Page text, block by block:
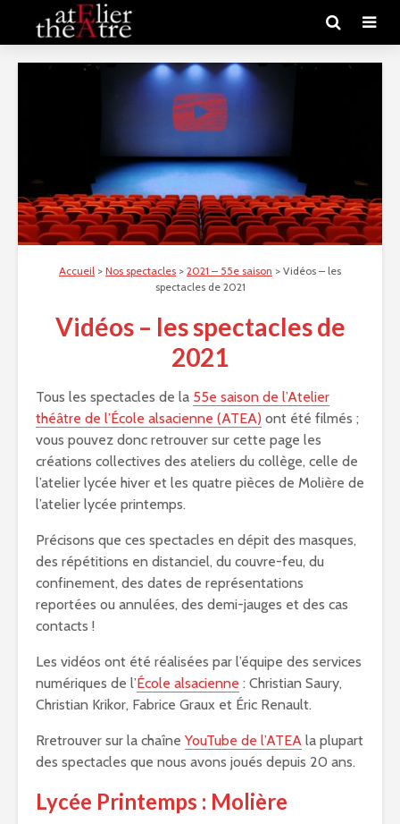
Accueil > Nos spectacles > 2021 – 55e saison > Vidéos – les
spectacles de 2021
Vidéos – les spectacles de
2021
Tous les spectacles de la 55e saison de l’Atelier
théâtre de l’École alsacienne (ATEA) ont été filmés ;
vous pouvez donc retrouver sur cette page les
créations collectives des ateliers du collège, celle de
l’atelier lycée hiver et les quatre pièces de Molière de
l’atelier lycée printemps.
Précisons que ces spectacles en dépit des masques,
des répétitions en distanciel, du couvre-feu, du
confinement, des dates de représentations
reportées ou annulées, des demi-jauges et des cas
contacts !
Les vidéos ont été réalisées par l’équipe des services
numériques de l’École alsacienne : Christian Saury,
Christian Krikor, Fabrice Graux et Éric Renault.
Rretrouver sur la chaîne YouTube de l’ATEA la plupart
des spectacles que nous avons joués depuis 20 ans.
Lycée Printemps : Molière